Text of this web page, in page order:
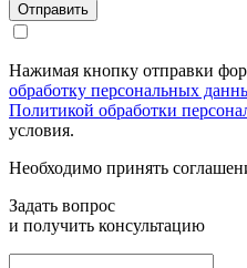
Отправить
Нажимая кнопку отправки
обработку персональных
Политикой обработки
условия.
Необходимо принять
Задать вопрос
и получить консультацию